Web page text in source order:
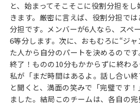
と、始まってそこそこに役割分担を
きます。厳密に言えば、役割分担で
分担です。メンバーが6人なら、スペ
6等分します。次に、おもむろに“ジ
た人から自分のパートを決めるので
終了！ものの10分もかからずに終わる
私が「まだ時間はあるよ。話し合い終
と聞くと、満面の笑みで「完璧です
ました。結局このチームは、各自の